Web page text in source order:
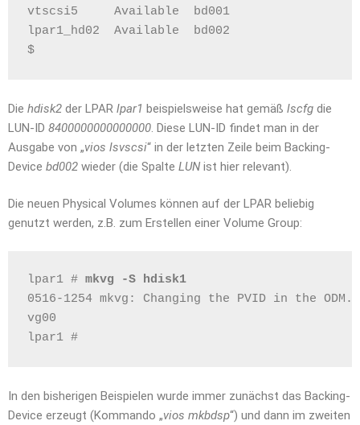
vtscsi5     Available  bd001
lpar1_hd02  Available  bd002
$
Die hdisk2 der LPAR lpar1 beispielsweise hat gemäß lscfg die
LUN-ID 8400000000000000 . Diese LUN-ID findet man in der
Ausgabe von „vios lsvscsi“ in der letzten Zeile beim Backing-
Device bd002 wieder (die Spalte LUN ist hier relevant).
Die neuen Physical Volumes können auf der LPAR beliebig
genutzt werden, z.B. zum Erstellen einer Volume Group:
lpar1 # mkvg -S hdisk1
0516-1254 mkvg: Changing the PVID in the ODM.
vg00
lpar1 #
In den bisherigen Beispielen wurde immer zunächst das Backing-
Device erzeugt (Kommando „vios mkbdsp“) und dann im zweiten